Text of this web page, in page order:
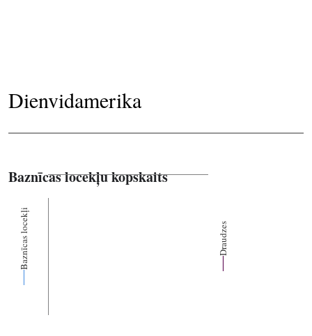
Dienvidamerika
Baznīcas locekļu kopskaits
Baznīcas locekļi Draudzes